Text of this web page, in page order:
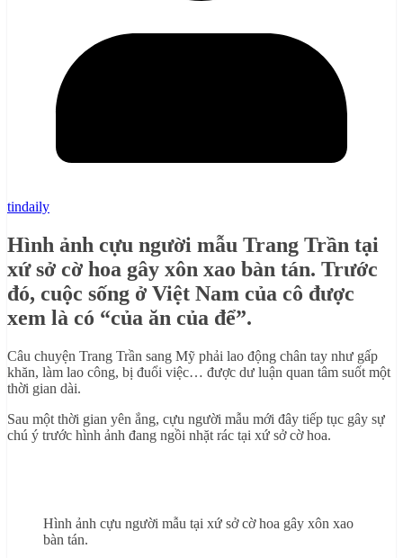
tindaily
Hình ảnh cựu người mẫu Trang Trần tại
xứ sở cờ hoa gây xôn xao bàn tán. Trước
đó, cuộc sống ở Việt Nam của cô được
xem là có “của ăn của để”.
Câu chuyện Trang Trần sang Mỹ phải lao động chân tay như gấp
khăn, làm lao công, bị đuổi việc… được dư luận quan tâm suốt một
thời gian dài.
Sau một thời gian yên ắng, cựu người mẫu mới đây tiếp tục gây sự
chú ý trước hình ảnh đang ngồi nhặt rác tại xứ sở cờ hoa.
Hình ảnh cựu người mẫu tại xứ sở cờ hoa gây xôn xao
bàn tán.